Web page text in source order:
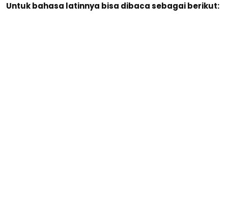
Untuk bahasa latinnya bisa dibaca sebagai berikut: